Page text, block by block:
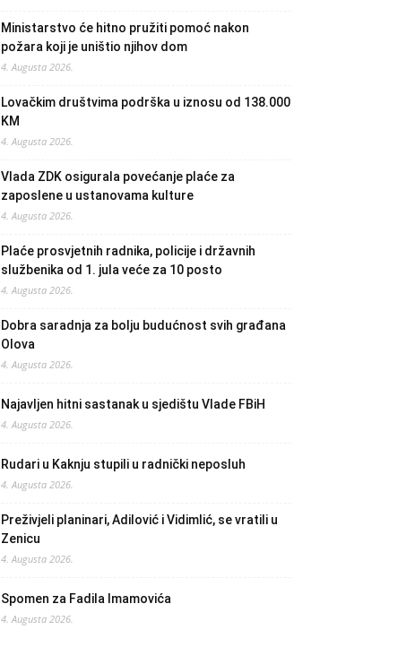
Ministarstvo će hitno pružiti pomoć nakon
požara koji je uništio njihov dom
4. Augusta 2026.
Lovačkim društvima podrška u iznosu od 138.000
KM
4. Augusta 2026.
Vlada ZDK osigurala povećanje plaće za
zaposlene u ustanovama kulture
4. Augusta 2026.
Plaće prosvjetnih radnika, policije i državnih
službenika od 1. jula veće za 10 posto
4. Augusta 2026.
Dobra saradnja za bolju budućnost svih građana
Olova
4. Augusta 2026.
Najavljen hitni sastanak u sjedištu Vlade FBiH
4. Augusta 2026.
Rudari u Kaknju stupili u radnički neposluh
4. Augusta 2026.
Preživjeli planinari, Adilović i Vidimlić, se vratili u
Zenicu
4. Augusta 2026.
Spomen za Fadila Imamovića
4. Augusta 2026.